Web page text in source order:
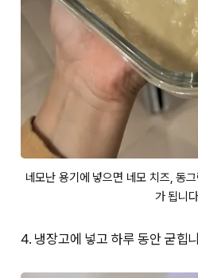
네모난 용기에 넣으면 네모 치즈, 동
가 됩니
4. 냉장고에 넣고 하루 동안 굳힙